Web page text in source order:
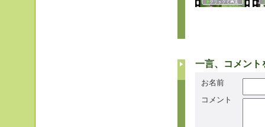
一言、コメント
お名前
コメント